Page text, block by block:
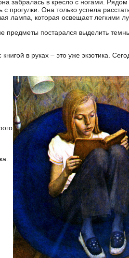
забралась в кресло с ногами.
прогулки. Она только успела
лампа, которая освещает легкими
предметы постарался выделить
в руках – это уже экзотика.